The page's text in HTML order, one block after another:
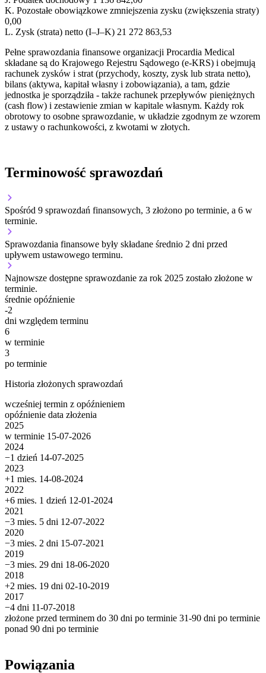
K. Pozostałe obowiązkowe zmniejszenia zysku (zwiększenia straty)
0,00
L. Zysk (strata) netto (I–J–K) 21 272 863,53
Pełne sprawozdania finansowe organizacji Procardia Medical
składane są do Krajowego Rejestru Sądowego (e-KRS) i obejmują
rachunek zysków i strat (przychody, koszty, zysk lub strata netto),
bilans (aktywa, kapitał własny i zobowiązania), a tam, gdzie
jednostka je sporządziła - także rachunek przepływów pieniężnych
(cash flow) i zestawienie zmian w kapitale własnym. Każdy rok
obrotowy to osobne sprawozdanie, w układzie zgodnym ze wzorem
z ustawy o rachunkowości, z kwotami w złotych.
Terminowość sprawozdań
Spośród 9 sprawozdań finansowych, 3 złożono po terminie, a 6 w
terminie.
Sprawozdania finansowe były składane średnio 2 dni przed
upływem ustawowego terminu.
Najnowsze dostępne sprawozdanie za rok 2025 zostało złożone w
terminie.
średnie opóźnienie
-2
dni względem terminu
6
w terminie
3
po terminie
Historia złożonych sprawozdań
wcześniej termin z opóźnieniem
opóźnienie data złożenia
2025
w terminie 15-07-2026
2024
−1 dzień 14-07-2025
2023
+1 mies. 14-08-2024
2022
+6 mies. 1 dzień 12-01-2024
2021
−3 mies. 5 dni 12-07-2022
2020
−3 mies. 2 dni 15-07-2021
2019
−3 mies. 29 dni 18-06-2020
2018
+2 mies. 19 dni 02-10-2019
2017
−4 dni 11-07-2018
złożone przed terminem do 30 dni po terminie 31-90 dni po terminie
ponad 90 dni po terminie
Powiązania